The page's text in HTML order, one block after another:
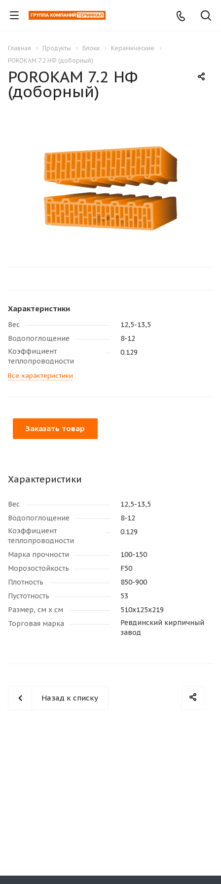
Главная Продукты Блоки
Керамические
POROKAM 7.2 НФ (доборный)
POROKAM 7.2 НФ
(доборный)
Характеристики
Вес
12,5-13,5
Водопоглощение
8-12
Коэффициент
теплопроводности
0.129
Все характеристики
Заказать товар
Характеристики
Вес
12,5-13,5
Водопоглощение
8-12
Коэффициент
теплопроводности
0.129
Марка прочности
100-150
Морозостойкость
F50
Плотность
850-900
Пустотность
53
Размер, см х см
510х125х219
Торговая марка
Ревдинский кирпичный
завод
Назад к списку